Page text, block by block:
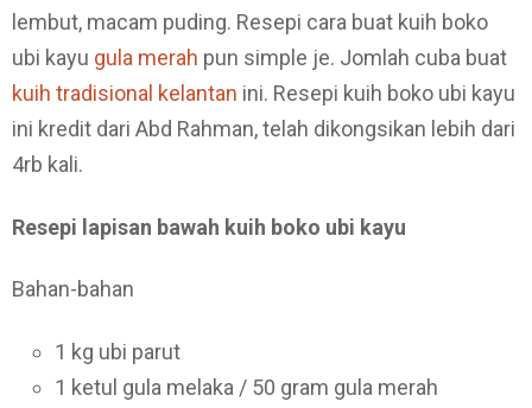
lembut, macam puding. Resepi cara buat kuih boko
ubi kayu gula merah pun simple je. Jomlah cuba buat
kuih tradisional kelantan ini. Resepi kuih boko ubi kayu
ini kredit dari Abd Rahman, telah dikongsikan lebih dari
4rb kali.
Resepi lapisan bawah kuih boko ubi kayu
Bahan-bahan
1 kg ubi parut
1 ketul gula melaka / 50 gram gula merah